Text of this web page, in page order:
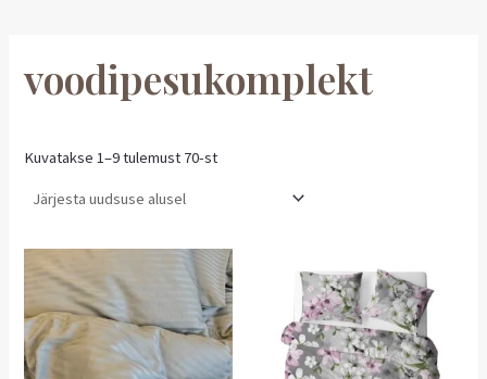
voodipesukomplekt
Kuvatakse 1–9 tulemust 70-st